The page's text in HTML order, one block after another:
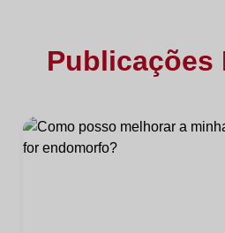
Publicações